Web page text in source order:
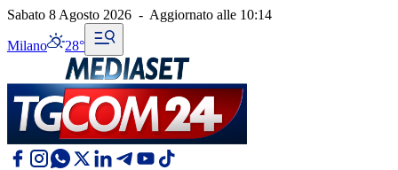
Sabato 8 Agosto 2026 - Aggiornato alle 10:14
Milano 28°